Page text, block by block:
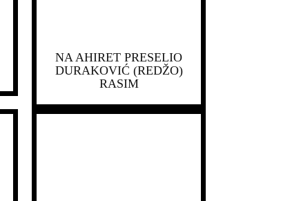
NA AHIRET PRESELIO
DURAKOVIĆ (REDŽO)
RASIM